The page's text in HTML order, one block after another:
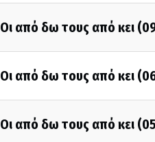
Οι από δω τους από κει
Οι από δω τους από κει
Οι από δω τους από κει